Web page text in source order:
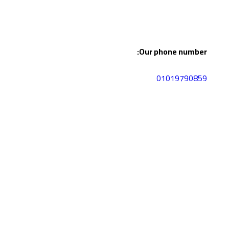
Our phone number:
01019790859